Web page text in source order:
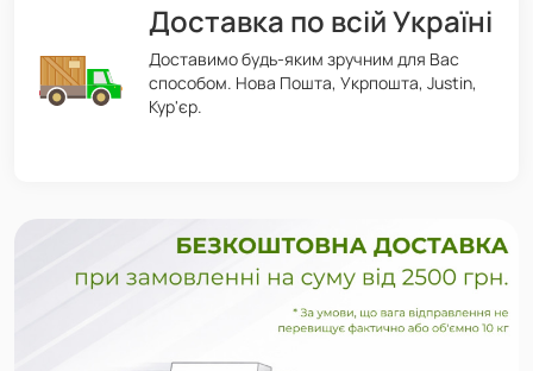
Доставка по всій Україні
Доставимо будь-яким зручним для Вас
способом. Нова Пошта, Укрпошта, Justin,
Кур'єр.